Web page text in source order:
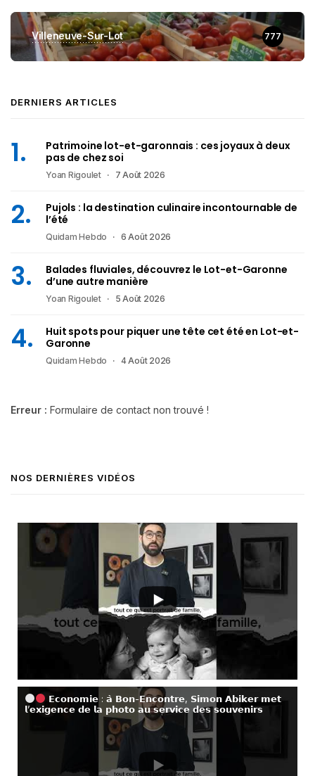
Villeneuve-Sur-Lot 777
DERNIERS ARTICLES
Patrimoine lot-et-garonnais : ces joyaux à deux
pas de chez soi
Yoan Rigoulet 7 Août 2026
Pujols : la destination culinaire incontournable de
l’été
Quidam Hebdo 6 Août 2026
Balades fluviales, découvrez le Lot-et-Garonne
d’une autre manière
Yoan Rigoulet 5 Août 2026
Huit spots pour piquer une tête cet été en Lot-et-
Garonne
Quidam Hebdo 4 Août 2026
Erreur : Formulaire de contact non trouvé !
NOS DERNIÈRES VIDÉOS
𝗘𝗰𝗼𝗻𝗼𝗺𝗶𝗲 : 𝗮̀ 𝗕𝗼𝗻-𝗘𝗻𝗰𝗼𝗻𝘁𝗿𝗲, 𝗦𝗶𝗺𝗼𝗻 𝗔𝗯𝗶𝗸𝗲𝗿 𝗺𝗲𝘁
𝗹’𝗲𝘅𝗶𝗴𝗲𝗻𝗰𝗲 𝗱𝗲 𝗹𝗮 𝗽𝗵𝗼𝘁𝗼 𝗮𝘂 𝘀𝗲𝗿𝘃𝗶𝗰𝗲 𝗱𝗲𝘀 𝘀𝗼𝘂𝘃𝗲𝗻𝗶𝗿𝘀